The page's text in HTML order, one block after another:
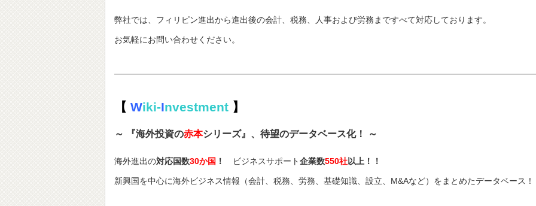
弊社では、フィリピン進出から進出後の会計、税務、人事および労務まですべて対応しております。
お気軽にお問い合わせください。
【 Wiki-Investment 】
～ 『海外投資の赤本シリーズ』、待望のデータベース化！ ～
海外進出の対応国数30か国 ！ ビジネスサポート企業数550社以上！！
新興国を中心に海外ビジネス情報（会計、税務、労務、基礎知識、設立、M&Aなど）をまとめたデータベース！